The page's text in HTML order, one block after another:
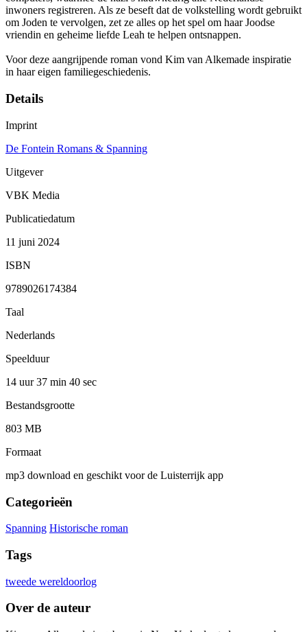
inwoners registreren. Als ze beseft dat de volkstelling wordt gebruikt
om Joden te vervolgen, zet ze alles op het spel om haar Joodse
vriendin en geheime liefde Leah te helpen ontsnappen.
Voor deze aangrijpende roman vond Kim van Alkemade inspiratie
in haar eigen familiegeschiedenis.
Details
Imprint
De Fontein Romans & Spanning
Uitgever
VBK Media
Publicatiedatum
11 juni 2024
ISBN
9789026174384
Taal
Nederlands
Speelduur
14 uur 37 min 40 sec
Bestandsgrootte
803 MB
Formaat
mp3 download en geschikt voor de Luisterrijk app
Categorieën
Spanning Historische roman
Tags
tweede wereldoorlog
Over de auteur